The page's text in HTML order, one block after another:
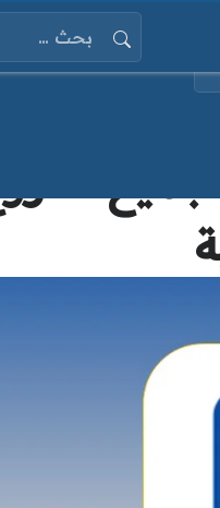
البحث عن: